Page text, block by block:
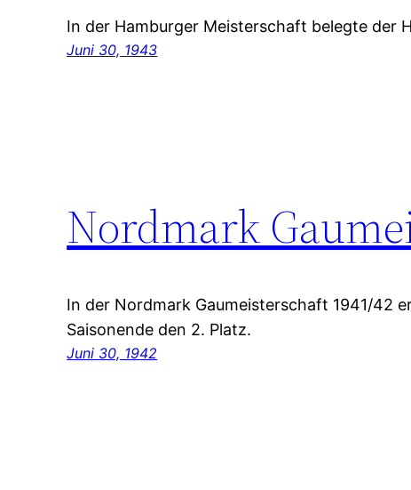
In der Hamburger Meisterschaft belegte der
Juni 30, 1943
Nordmark
In der Nordmark Gaumeisterschaft 1941/42
Saisonende den 2. Platz.
Juni 30, 1942